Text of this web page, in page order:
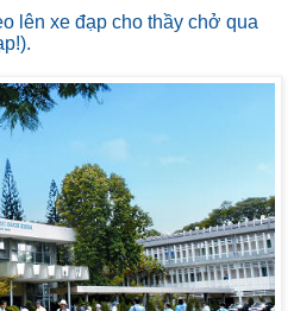
lên xe đạp cho thầy chở qua